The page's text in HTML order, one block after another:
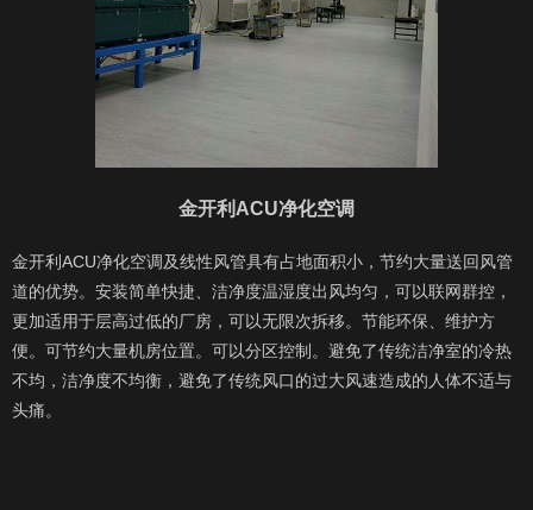
金开利ACU净化空调
金开利ACU净化空调及线性风管具有占地面积小，节约大量送回风管
道的优势。安装简单快捷、洁净度温湿度出风均匀，可以联网群控，
更加适用于层高过低的厂房，可以无限次拆移。节能环保、维护方
便。可节约大量机房位置。可以分区控制。避免了传统洁净室的冷热
不均，洁净度不均衡，避免了传统风口的过大风速造成的人体不适与
头痛。